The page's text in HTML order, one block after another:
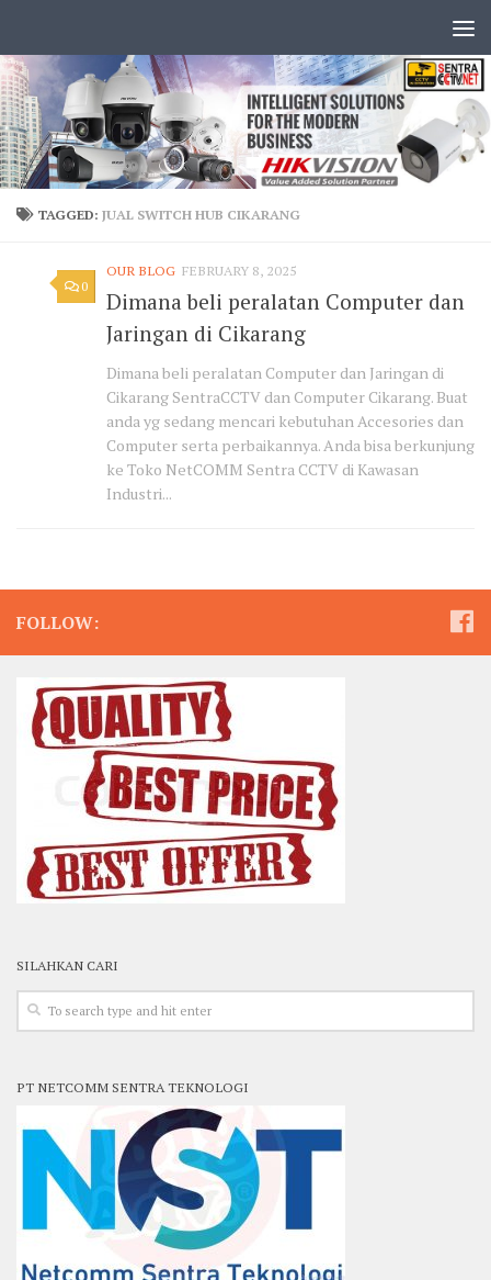
TAGGED:JUAL SWITCH HUB CIKARANG
0
OUR BLOG FEBRUARY 8, 2025
Dimana beli peralatan Computer dan
Jaringan di Cikarang
Dimana beli peralatan Computer dan Jaringan di
Cikarang SentraCCTV dan Computer Cikarang. Buat
anda yg sedang mencari kebutuhan Accesories dan
Computer serta perbaikannya. Anda bisa berkunjung
ke Toko NetCOMM Sentra CCTV di Kawasan
Industri...
FOLLOW:
SILAHKAN CARI
PT NETCOMM SENTRA TEKNOLOGI